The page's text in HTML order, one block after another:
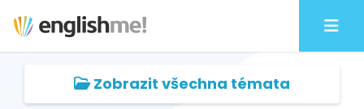
Zobrazit všechna témata